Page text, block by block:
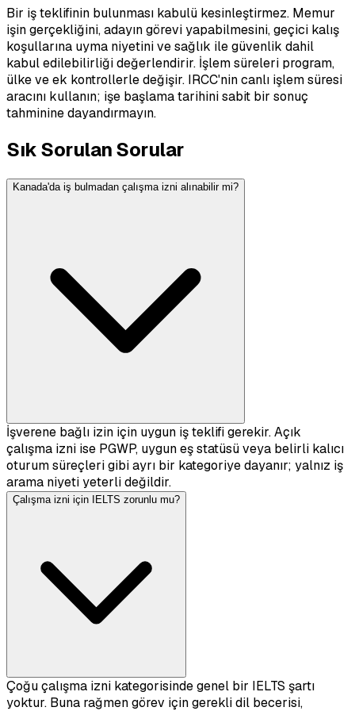
Bir iş teklifinin bulunması kabulü kesinleştirmez. Memur
işin gerçekliğini, adayın görevi yapabilmesini, geçici kalış
koşullarına uyma niyetini ve sağlık ile güvenlik dahil
kabul edilebilirliği değerlendirir. İşlem süreleri program,
ülke ve ek kontrollerle değişir. IRCC'nin canlı işlem süresi
aracını kullanın; işe başlama tarihini sabit bir sonuç
tahminine dayandırmayın.
Sık Sorulan Sorular
Kanada'da iş bulmadan çalışma izni alınabilir mi?
İşverene bağlı izin için uygun iş teklifi gerekir. Açık
çalışma izni ise PGWP, uygun eş statüsü veya belirli kalıcı
oturum süreçleri gibi ayrı bir kategoriye dayanır; yalnız iş
arama niyeti yeterli değildir.
Çalışma izni için IELTS zorunlu mu?
Çoğu çalışma izni kategorisinde genel bir IELTS şartı
yoktur. Buna rağmen görev için gerekli dil becerisi,